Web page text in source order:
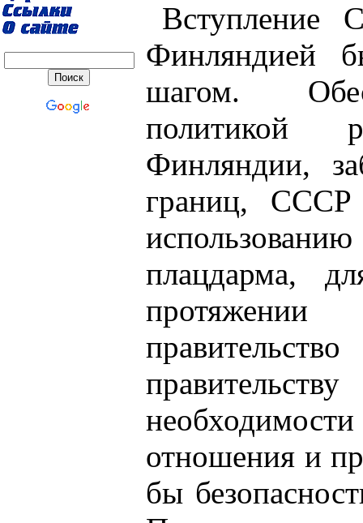
Вступление
Финляндией
шагом.
политикой
Финляндии,
границ, СССР
плацдарма,
протяжении
отношения и
бы